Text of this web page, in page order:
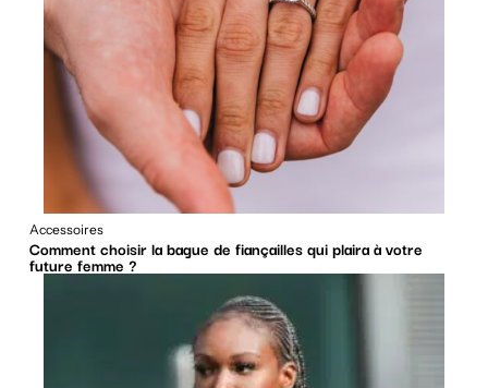
Accessoires
Comment choisir la bague de fiançailles qui plaira à votre
future femme ?